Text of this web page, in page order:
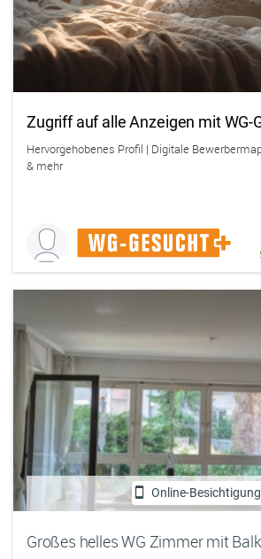
Zugriff auf alle Anzeigen mit WG-
Hervorgehobenes Profil | Digitale
& mehr
Online-Besichtigung
Großes helles WG Zimmer mit